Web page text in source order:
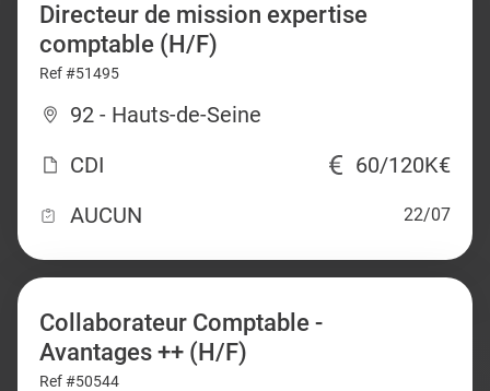
Directeur de mission expertise
comptable (H/F)
Ref #51495
92 - Hauts-de-Seine
CDI
60/120K€
AUCUN
22/07
Collaborateur Comptable -
Avantages ++ (H/F)
Ref #50544